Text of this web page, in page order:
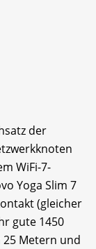
der
WiFi-7-
Yoga Slim 7
(gleicher
gute 1450
25 Metern und